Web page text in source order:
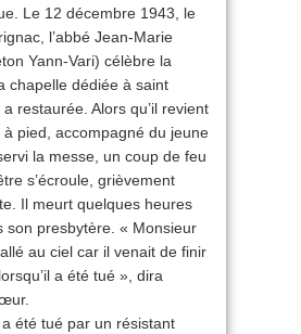
Le 12 décembre 1943, le
l’abbé Jean-Marie
Yann-Vari) célèbre la
chapelle dédiée à saint
a restaurée. Alors qu’il revient
pied, accompagné du jeune
la messe, un coup de feu
s’écroule, grièvement
Il meurt quelques heures
son presbytère. « Monsieur
au ciel car il venait de finir
a été tué », dira
a été tué par un résistant